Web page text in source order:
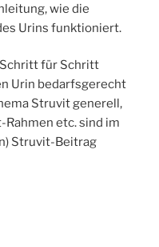
wie die
Urins funktioniert.
für Schritt
Urin bedarfsgerecht
Struvit generell,
etc. sind im
Struvit-Beitrag